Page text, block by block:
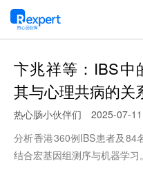
卞兆祥等：IBS中
其与心理共病的关
热心肠小伙伴们
2025-07-11
分析香港360例IBS患者及84
结合宏基因组测序与机器学习。